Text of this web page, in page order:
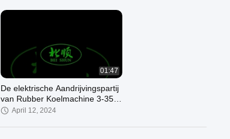
01:47
De elektrische Aandrijvingspartij
van Rubber Koelmachine 3-35
meet het Koelen Capaciteit
April 12, 2024